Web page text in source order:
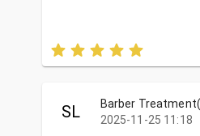
SL
Barber
2025-11-25 11:18